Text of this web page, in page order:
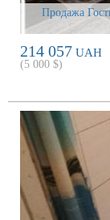
Продажа
214 057 UAH
(5 000 $)